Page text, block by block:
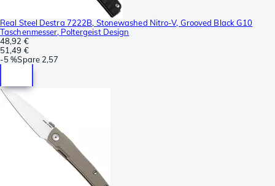
Real Steel Destra 7222B, Stonewashed Nitro-V, Grooved Black G10
Taschenmesser, Poltergeist Design
48,92 €
51,49 €
-5 %Spare 2,57